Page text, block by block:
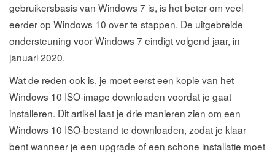
gebruikersbasis van Windows 7 is, is het beter om veel
eerder op Windows 10 over te stappen. De uitgebreide
ondersteuning voor Windows 7 eindigt volgend jaar, in
januari 2020.
Wat de reden ook is, je moet eerst een kopie van het
Windows 10 ISO-image downloaden voordat je gaat
installeren. Dit artikel laat je drie manieren zien om een
Windows 10 ISO-bestand te downloaden, zodat je klaar
bent wanneer je een upgrade of een schone installatie moet